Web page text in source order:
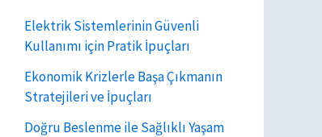
Elektrik Sistemlerinin Güvenli
Kullanımı için Pratik İpuçları
Ekonomik Krizlerle Başa Çıkmanın
Stratejileri ve İpuçları
Doğru Beslenme ile Sağlıklı Yaşam